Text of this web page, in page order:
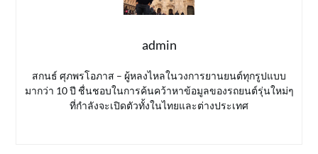
admin
สกนธ์ ศุภพรโอภาส – ผู้หลงไหลในวงการยานยนต์ทุกรูปแบบ
มากว่า 10 ปี ชื่นชอบในการค้นคว้าหาข้อมูลของรถยนต์รุ่นใหม่ๆ
ที่กำลังจะเปิดตัวทั้งในไทยและต่างประเทศ